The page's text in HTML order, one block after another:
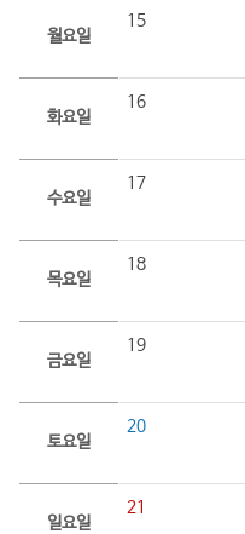
월요일
15
화요일
16
수요일
17
목요일
18
금요일
19
토요일
20
일요일
21